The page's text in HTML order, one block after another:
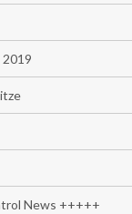
News +++++